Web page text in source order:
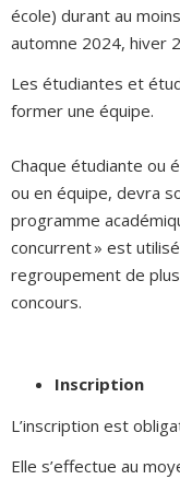
école) durant au
automne 2024, hiver
Les étudiantes et
former une équipe.
Chaque étudiante ou
ou en équipe, devra
programme
concurrent » est
regroupement de
concours.
Inscription
L’inscription est
Elle s’effectue au